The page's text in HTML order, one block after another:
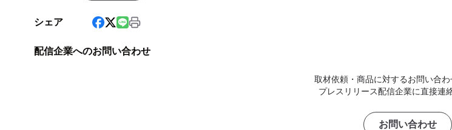
シェア
配信企業へのお問い合わせ
取材依頼・商品に対するお問い合わ
プレスリリース配信企業に直接連
お問い合わせ